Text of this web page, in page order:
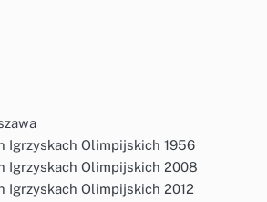
Igrzyskach Olimpijskich 1956
Igrzyskach Olimpijskich 2008
Igrzyskach Olimpijskich 2012